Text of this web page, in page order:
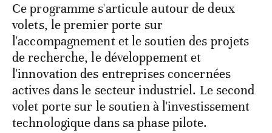
Ce programme s'articule autour de deux
volets, le premier porte sur
l'accompagnement et le soutien des projets
de recherche, le développement et
l'innovation des entreprises concernées
actives dans le secteur industriel. Le second
volet porte sur le soutien à l'investissement
technologique dans sa phase pilote.